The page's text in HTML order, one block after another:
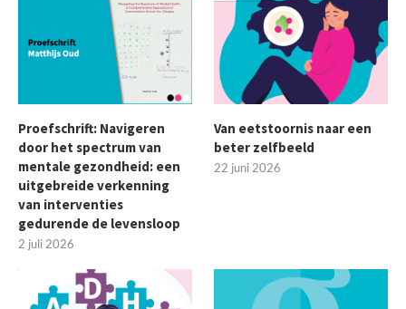
Proefschrift: Navigeren
door het spectrum van
mentale gezondheid: een
uitgebreide verkenning
van interventies
gedurende de levensloop
2 juli 2026
Van eetstoornis naar een
beter zelfbeeld
22 juni 2026